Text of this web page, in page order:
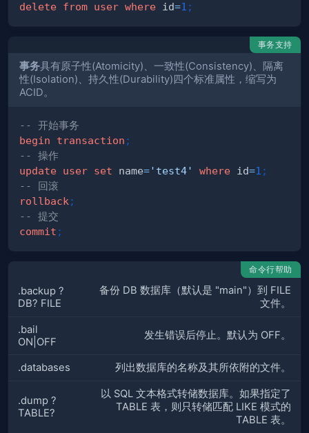
delete from user where id=1 ;
事务支持
事务具有原子性(Atomicity)、一致性(Consistency)、隔离
性(Isolation)、持久性(Durability)四个标准属性，缩写为
ACID。
-- 开始事务
begin
transaction ;
-- 操作
update user set name='test4' where id=1 ;
-- 回滚
rollback ;
-- 提交
commit ;
命令行帮助
.backup ?
DB? FILE
备份 DB 数据库（默认是 "main"）到 FILE
文件。
.bail
ON|OFF
发生错误后停止。默认为 OFF。
.databases 列出数据库的名称及其所依附的文件。
.dump ?
TABLE?
以 SQL 文本格式转储数据库。如果指定了
TABLE 表，则只转储匹配 LIKE 模式的
TABLE 表。